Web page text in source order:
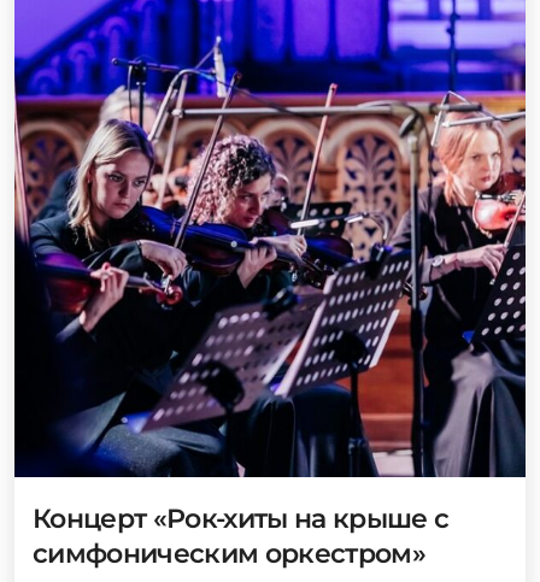
Концерт «Рок-хиты на крыше с
симфоническим оркестром»